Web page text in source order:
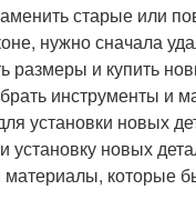
старые или
нужно сначала
размеры и купить
инструменты и
установки новых
установку новых
материалы, которые